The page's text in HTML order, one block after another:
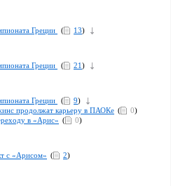
Греции ( 13)
Греции ( 21)
Греции ( 9)
продолжат карьеру в ПАОКе ( 0)
в «Арис» ( 0)
с «Арисом» ( 2)